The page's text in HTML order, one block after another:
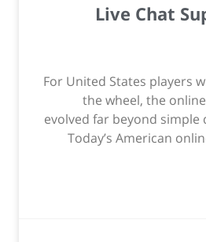
Live Chat
For United States players
the wheel, the
evolved far beyond
Today’s American